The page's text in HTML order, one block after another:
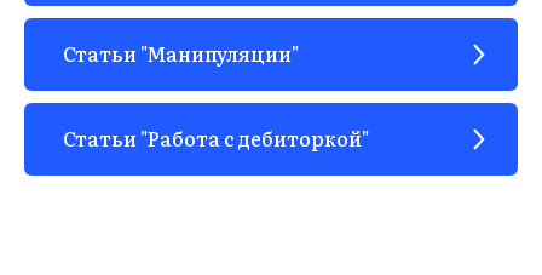
Статьи "Манипуляции"
Статьи "Работа с дебиторкой"